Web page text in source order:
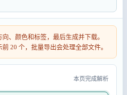
、颜色和标签，最后生成并下载。
20 个，批量导出会处理全部文件。
本页完成解析